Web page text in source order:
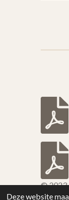
Deze website
© 2023